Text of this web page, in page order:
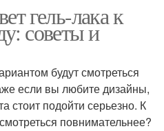
гель-лака к
советы и
будут смотреться
если вы любите дизайны,
стоит подойти серьезно. К
повнимательнее?